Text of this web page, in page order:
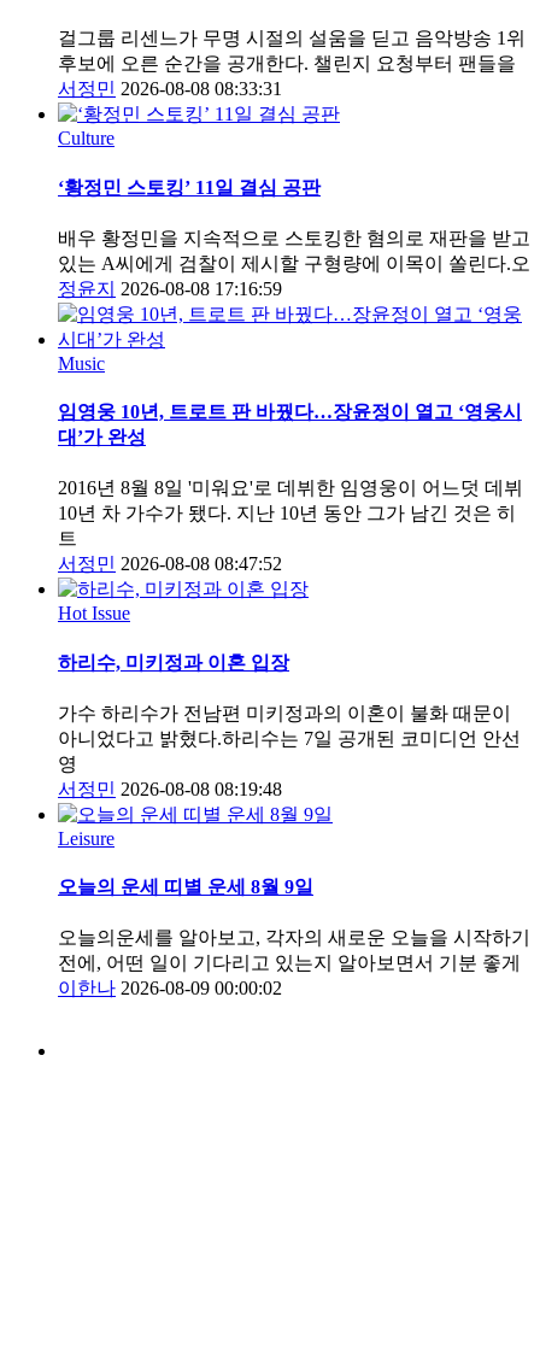
걸그룹 리센느가 무명 시절의 설움을 딛고 음악방송 1위
후보에 오른 순간을 공개한다. 챌린지 요청부터 팬들을
서정민 2026-08-08 08:33:31
Culture
‘황정민 스토킹’ 11일 결심 공판
배우 황정민을 지속적으로 스토킹한 혐의로 재판을 받고
있는 A씨에게 검찰이 제시할 구형량에 이목이 쏠린다.오
정윤지
2026-08-08 17:16:59
Music
임영웅 10년, 트로트 판 바꿨다…장윤정이 열고 ‘영웅시
대’가 완성
2016년 8월 8일 '미워요'로 데뷔한 임영웅이 어느덧 데뷔
10년 차 가수가 됐다. 지난 10년 동안 그가 남긴 것은 히
트
서정민 2026-08-08 08:47:52
Hot Issue
하리수, 미키정과 이혼 입장
가수 하리수가 전남편 미키정과의 이혼이 불화 때문이
아니었다고 밝혔다.하리수는 7일 공개된 코미디언 안선
영
서정민 2026-08-08 08:19:48
Leisure
오늘의 운세 띠별 운세 8월 9일
오늘의운세를 알아보고, 각자의 새로운 오늘을 시작하기
전에, 어떤 일이 기다리고 있는지 알아보면서 기분 좋게
이한나 2026-08-09 00:00:02